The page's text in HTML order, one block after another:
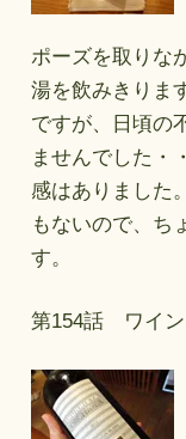
ポーズを取りな
湯を飲みきりま
ですが、日頃の
ませんでした・
感はありました
もないので、ち
す。
第154話 ワイ